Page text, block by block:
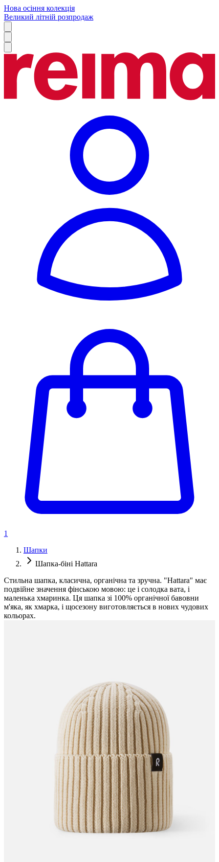
Нова осіння колекція
Великий літній розпродаж
1
Шапки
Шапка-біні Hattara
Стильна шапка, класична, органічна та зручна. "Hattara" має
подвійне значення фінською мовою: це і солодка вата, і
маленька хмаринка. Ця шапка зі 100% органічної бавовни
м'яка, як хмарка, і щосезону виготовляється в нових чудових
кольорах.